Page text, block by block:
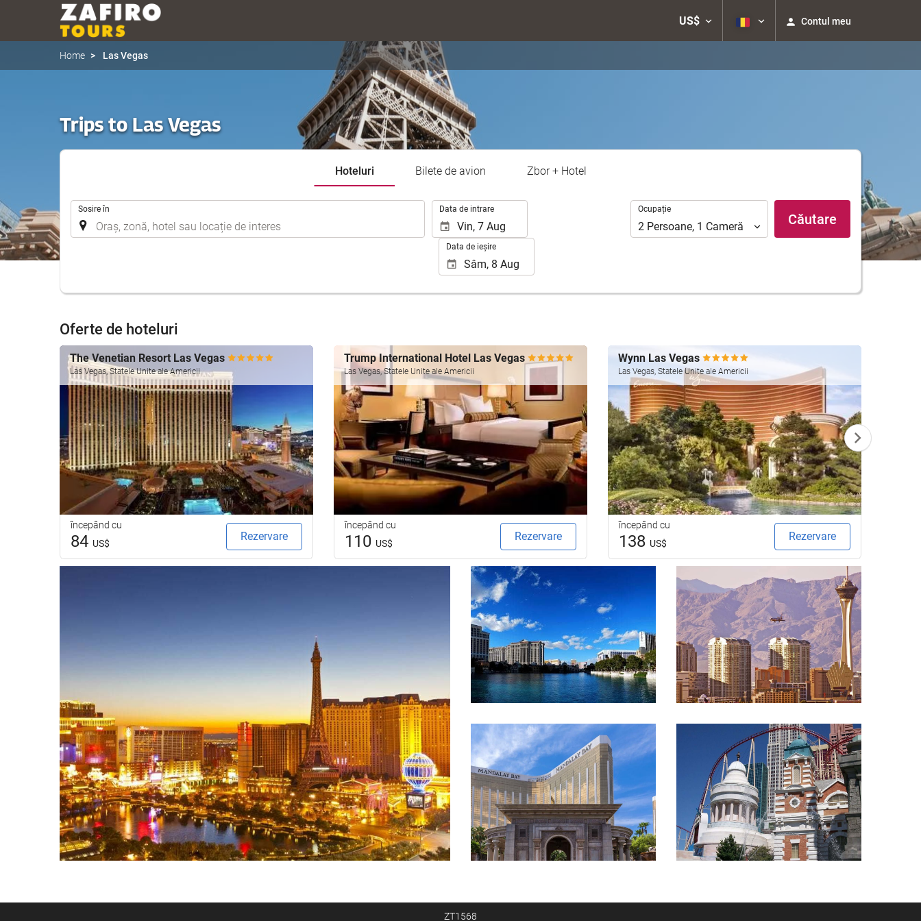
US$ Contul meu
Home Las Vegas
Trips to Las Vegas
Hoteluri Bilete de avion Zbor + Hotel
Sosire în Data de intrare
Data de ieșire
Ocupație
Ocupație
2 Persoane, 1 Cameră Căutare
Oferte de hoteluri
The Venetian Resort Las Vegas
Las Vegas, Statele Unite ale Americii
începând cu
84 US$
Rezervare
Trump International Hotel Las Vegas
Las Vegas, Statele Unite ale Americii
începând cu
110 US$
Rezervare
Wynn Las Vegas
Las Vegas, Statele Unite ale Americii
începând cu
138 US$
Rezervare
ZT1568